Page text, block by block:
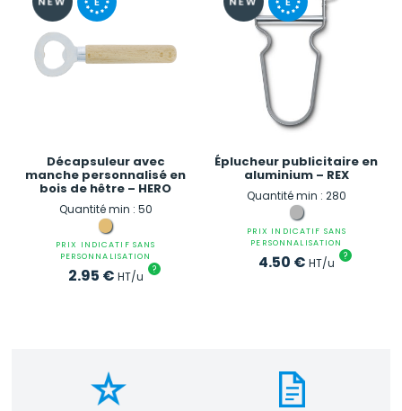
Décapsuleur avec
manche personnalisé en
bois de hêtre – HERO
Quantité min : 50
PRIX INDICATIF SANS
PERSONNALISATION
2.95 € HT/u ?
Éplucheur publicitaire en
aluminium – REX
Quantité min : 280
PRIX INDICATIF SANS
PERSONNALISATION
4.50 € HT/u ?